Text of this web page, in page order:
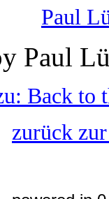
Paul
Paul
Back to
zurück